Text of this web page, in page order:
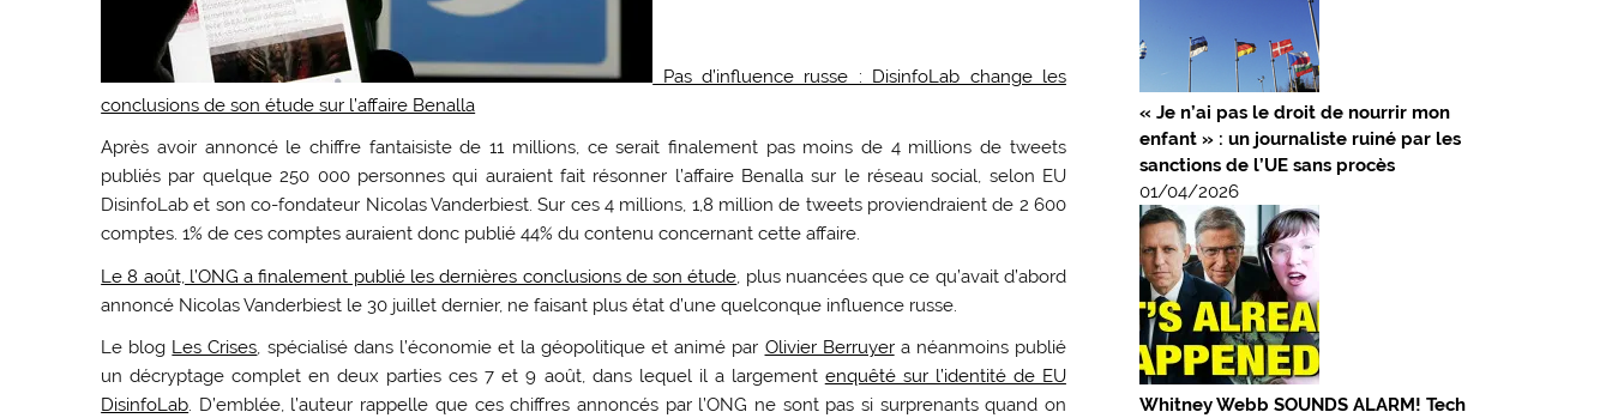
Pas d’influence russe : DisinfoLab change les
conclusions de son étude sur l’affaire Benalla
Après avoir annoncé le chiffre fantaisiste de 11 millions, ce serait finalement pas moins de 4 millions de tweets
publiés par quelque 250 000 personnes qui auraient fait résonner l’affaire Benalla sur le réseau social, selon EU
DisinfoLab et son co-fondateur Nicolas Vanderbiest. Sur ces 4 millions, 1,8 million de tweets proviendraient de 2 600
comptes. 1% de ces comptes auraient donc publié 44% du contenu concernant cette affaire.
Le 8 août, l’ONG a finalement publié les dernières conclusions de son étude, plus nuancées que ce qu’avait d’abord
annoncé Nicolas Vanderbiest le 30 juillet dernier, ne faisant plus état d’une quelconque influence russe.
Le blog Les Crises, spécialisé dans l’économie et la géopolitique et animé par Olivier Berruyera néanmoins publié
un décryptage complet en deux parties ces 7 et 9 août, dans lequel il a largement enquêté sur l’identité de EU
DisinfoLab. D’emblée, l’auteur rappelle que ces chiffres annoncés par l’ONG ne sont pas si surprenants quand on
« Je n’ai pas le droit de nourrir mon
enfant » : un journaliste ruiné par les
sanctions de l’UE sans procès
01/04/2026
Whitney Webb SOUNDS ALARM! Tech